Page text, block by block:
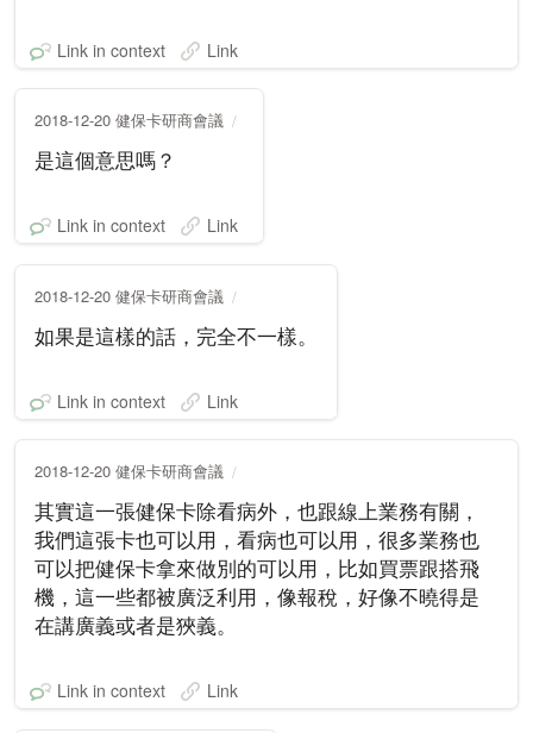
Link in context Link
2018-12-20 健保卡研商會議
是這個意思嗎？
Link in context Link
2018-12-20 健保卡研商會議
如果是這樣的話，完全不一樣。
Link in context Link
2018-12-20 健保卡研商會議
其實這一張健保卡除看病外，也跟線上業務有關，
我們這張卡也可以用，看病也可以用，很多業務也
可以把健保卡拿來做別的可以用，比如買票跟搭飛
機，這一些都被廣泛利用，像報稅，好像不曉得是
在講廣義或者是狹義。
Link in context Link